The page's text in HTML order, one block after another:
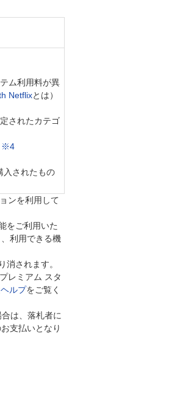
ム利用料が異
Netflixとは）
されたカテゴ
※4
入されたもの
ンを利用して
をご利用いた
利用できる機
消されます。
レミアム スタ
ヘルプをご覧く
は、落札者に
支払いとなり